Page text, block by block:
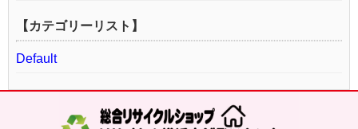
【カテゴリーリスト】
Default